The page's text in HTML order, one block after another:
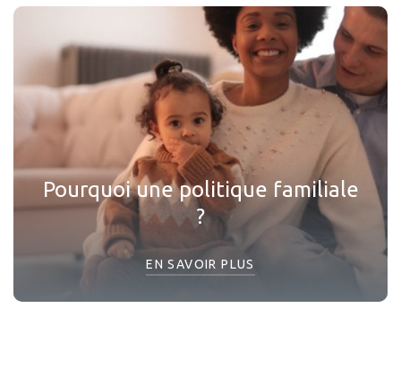
Pourquoi une politique familiale
?
EN SAVOIR PLUS